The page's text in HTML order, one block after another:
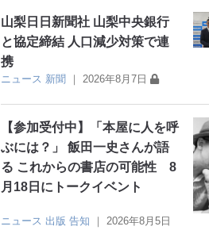
山梨日日新聞社 山梨中央銀行
と協定締結 人口減少対策で連
携
ニュース 新聞 ｜2026年8月7日
【参加受付中】「本屋に人を呼
ぶには？」 飯田一史さんが語
る これからの書店の可能性 8
月18日にトークイベント
ニュース 出版 告知 ｜ 2026年8月5日